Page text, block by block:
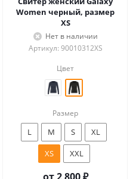
Women черный, размер
XS
Нет в наличии
Артикул: 90010312XS
Цвет
Размер
L M S
XL
XS
XXL